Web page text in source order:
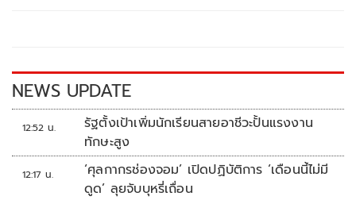
k k
NEWS UPDATE
12:52 น.
รัฐตั้งเป้าเพิ่มนักเรียนสายอาชีวะปั้นแรงงาน
ทักษะสูง
12:17 น.
‘ศุลกากรช่องจอม’ เปิดปฏิบัติการ ‘เดือนนี้ไม่มี
ดูด’ ลุยจับบุหรี่เถื่อน